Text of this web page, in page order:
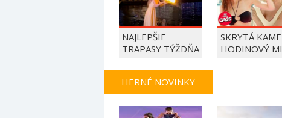
NAJLEPŠIE
TRAPASY TÝŽDŇA
SKRYTÁ
HODINOVÝ
HERNÉ NOVINKY